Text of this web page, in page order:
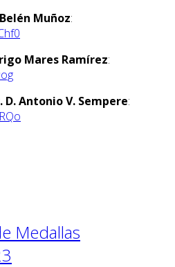
Muñoz:
Mares Ramírez:
D. Antonio V. Sempere:
Medallas